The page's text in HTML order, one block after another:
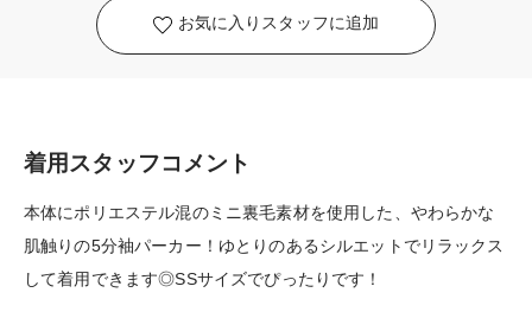
お気に入りスタッフに追加
着用スタッフコメント
本体にポリエステル混のミニ裏毛素材を使用した、やわらかな
肌触りの5分袖パーカー！ゆとりのあるシルエットでリラックス
して着用できます◎SSサイズでぴったりです！